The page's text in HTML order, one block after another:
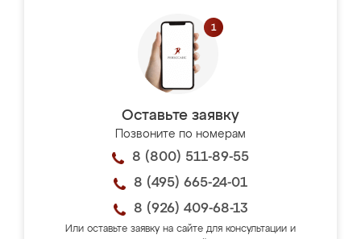
Оставьте заявку
Позвоните по номерам
8 (800) 511-89-55
8 (495) 665-24-01
8 (926) 409-68-13
Или оставьте заявку на сайте для консультации и